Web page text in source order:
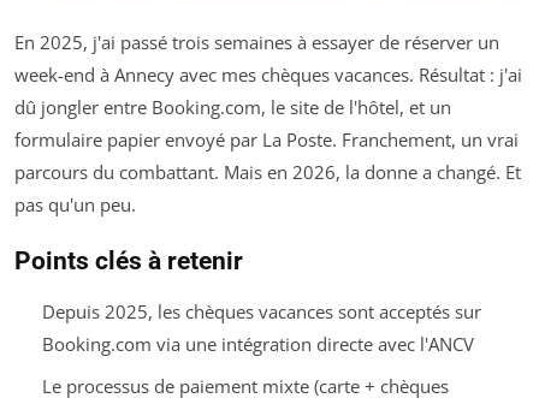
En 2025, j'ai passé trois semaines à essayer de réserver un
week-end à Annecy avec mes chèques vacances. Résultat : j'ai
dû jongler entre Booking.com, le site de l'hôtel, et un
formulaire papier envoyé par La Poste. Franchement, un vrai
parcours du combattant. Mais en 2026, la donne a changé. Et
pas qu'un peu.
Points clés à retenir
Depuis 2025, les chèques vacances sont acceptés sur
Booking.com via une intégration directe avec l'ANCV
Le processus de paiement mixte (carte + chèques